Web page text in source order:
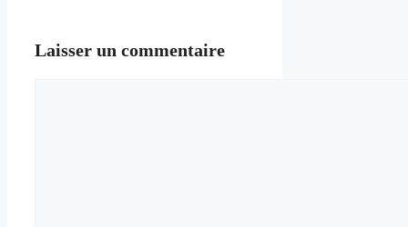
Laisser un commentaire